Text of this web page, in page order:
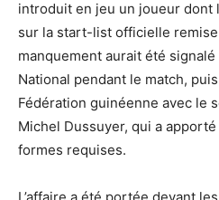
introduit en jeu un joueur dont
sur la start-list officielle remise
manquement aurait été
National pendant le match,
Fédération guinéenne avec le
Michel Dussuyer, qui a
formes requises.